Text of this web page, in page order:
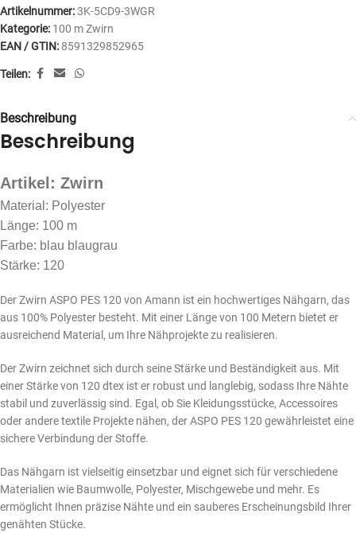
Artikelnummer:3K-5CD9-3WGR
Kategorie: 100 m Zwirn
EAN / GTIN: 8591329852965
Teilen:
Beschreibung
Beschreibung
Artikel: Zwirn
Material: Polyester
Länge: 100 m
Farbe: blau blaugrau
Stärke: 120
Der Zwirn ASPO PES 120 von Amann ist ein hochwertiges Nähgarn, das
aus 100% Polyester besteht. Mit einer Länge von 100 Metern bietet er
ausreichend Material, um Ihre Nähprojekte zu realisieren.
Der Zwirn zeichnet sich durch seine Stärke und Beständigkeit aus. Mit
einer Stärke von 120 dtex ist er robust und langlebig, sodass Ihre Nähte
stabil und zuverlässig sind. Egal, ob Sie Kleidungsstücke, Accessoires
oder andere textile Projekte nähen, der ASPO PES 120 gewährleistet eine
sichere Verbindung der Stoffe.
Das Nähgarn ist vielseitig einsetzbar und eignet sich für verschiedene
Materialien wie Baumwolle, Polyester, Mischgewebe und mehr. Es
ermöglicht Ihnen präzise Nähte und ein sauberes Erscheinungsbild Ihrer
genähten Stücke.